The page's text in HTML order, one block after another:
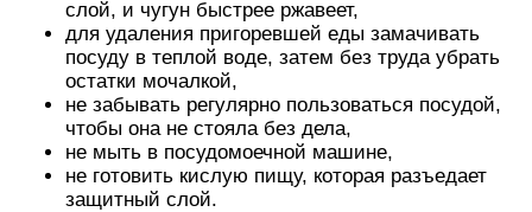
слой, и чугун быстрее ржавеет,
для удаления пригоревшей еды замачивать
посуду в теплой воде, затем без труда убрать
остатки мочалкой,
не забывать регулярно пользоваться посудой,
чтобы она не стояла без дела,
не мыть в посудомоечной машине,
не готовить кислую пищу, которая разъедает
защитный слой.